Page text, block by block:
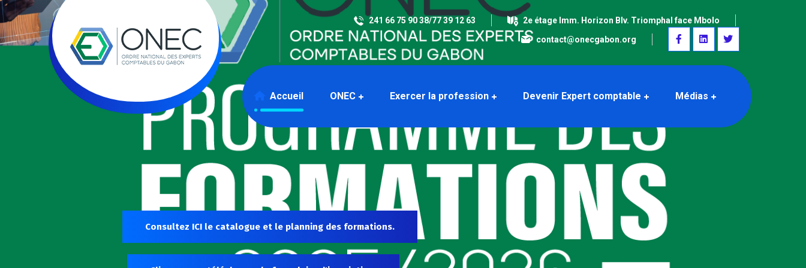
241 66 75 90 38/77 39 12 63
2e étage Imm. Horizon Blv. Triomphal face Mbolo
contact@onecgabon.org
Accueil ONEC Exercer la profession Devenir Expert comptable Médias
Consultez ICI le catalogue et le planning des formations.